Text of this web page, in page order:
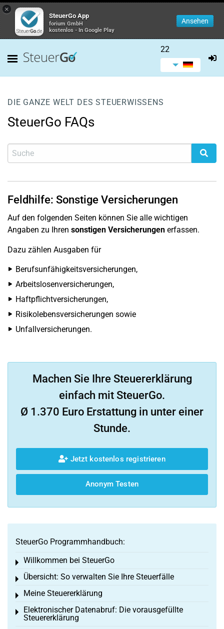
×
SteuerGo App
forium GmbH
kostenlos - In Google Play
Ansehen
22
DIE GANZE WELT DES STEUERWISSENS
SteuerGo FAQs
Feldhilfe: Sonstige Versicherungen
Auf den folgenden Seiten können Sie alle wichtigen
Angaben zu Ihren sonstigen Versicherungen erfassen.
Dazu zählen Ausgaben für
Berufsunfähigkeitsversicherungen,
Arbeitslosenversicherungen,
Haftpflichtversicherungen,
Risikolebensversicherungen sowie
Unfallversicherungen.
Machen Sie Ihre Steuererklärung
einfach mit SteuerGo.
Ø 1.370 Euro Erstattung in unter einer
Stunde.
Jetzt kostenlos registrieren
Anonym Testen
SteuerGo Programmhandbuch:
Willkommen bei SteuerGo
Toggle menu
Übersicht: So verwalten Sie Ihre Steuerfälle
Toggle menu
Meine Steuererklärung
Toggle menu
Elektronischer Datenabruf: Die vorausgefüllte
Steuererklärung
Toggle menu